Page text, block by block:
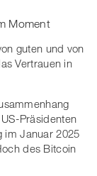
Moment
guten und von
Vertrauen in
Präsidenten
im Januar 2025
des Bitcoin